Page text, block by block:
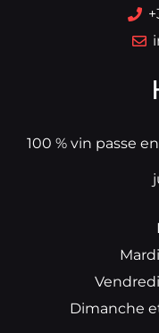
100 % vin passe
Dimanche